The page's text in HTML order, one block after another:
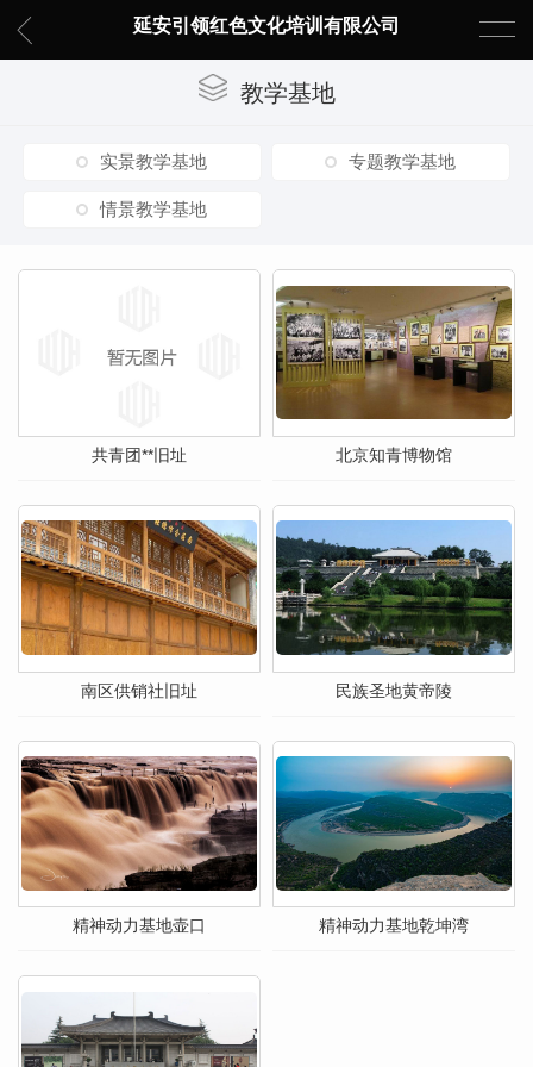
延安引领红色文化培训有限公司
教学基地
实景教学基地 专题教学基地
情景教学基地
共青团**旧址 北京知青博物馆
南区供销社旧址 民族圣地黄帝陵
精神动力基地壶口 精神动力基地乾坤湾